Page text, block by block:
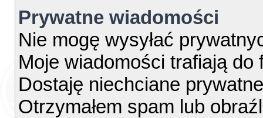
Prywatne wiadomości
Nie mogę wysyłać
Moje wiadomości trafiają do
Dostaję niechciane
Otrzymałem spam lub